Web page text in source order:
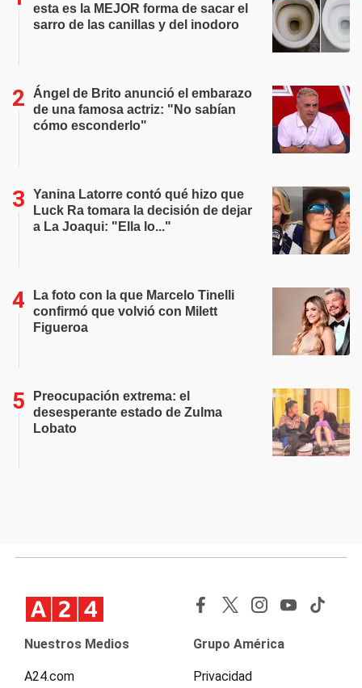
esta es la MEJOR forma de sacar el
sarro de las canillas y del inodoro
Ángel de Brito anunció el embarazo
de una famosa actriz: "No sabían
cómo esconderlo"
Yanina Latorre contó qué hizo que
Luck Ra tomara la decisión de dejar
a La Joaqui: "Ella lo..."
La foto con la que Marcelo Tinelli
confirmó que volvió con Milett
Figueroa
Preocupación extrema: el
desesperante estado de Zulma
Lobato
Nuestros Medios
A24.com
Grupo América
Privacidad